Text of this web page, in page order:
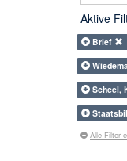
Aktive
Brief
Scheel,
Alle Filter